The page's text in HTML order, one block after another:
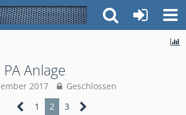
Anlage
2017
Geschlossen
1
2 3